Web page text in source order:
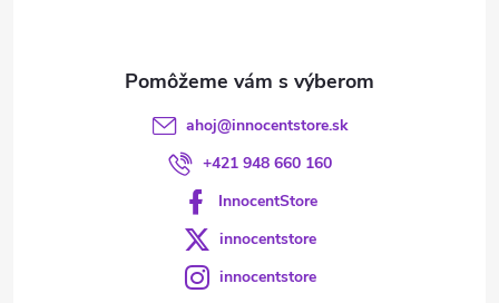
ahoj@innocentstore.sk
+421 948 660 160
InnocentStore
innocentstore
innocentstore